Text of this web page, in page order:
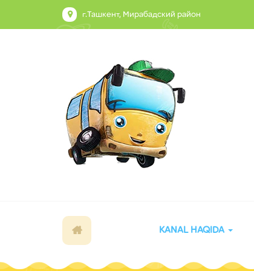
г.Ташкент, Мирабадский район
KANAL HAQIDA